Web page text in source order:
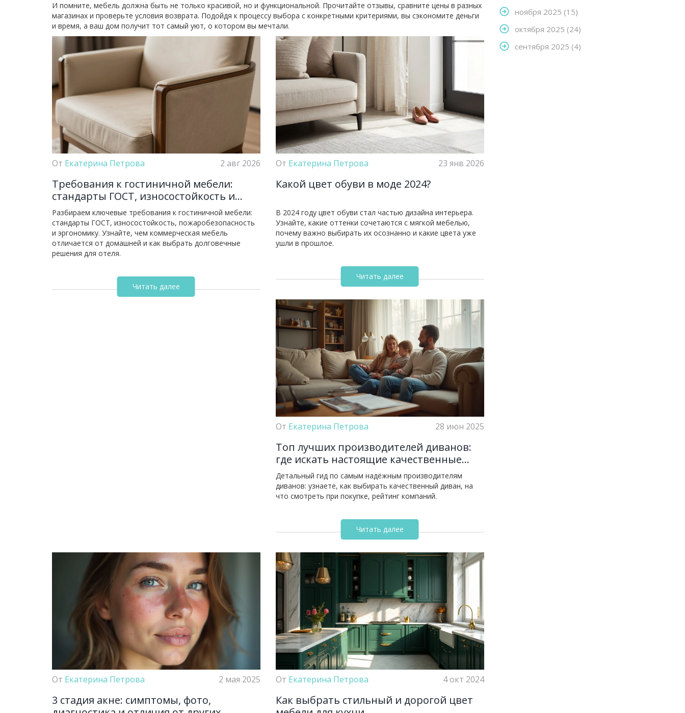
И помните, мебель должна быть не только красивой, но и функциональной. Прочитайте отзывы, сравните цены в разных
магазинах и проверьте условия возврата. Подойдя к процессу выбора с конкретными критериями, вы сэкономите деньги
и время, а ваш дом получит тот самый уют, о котором вы мечтали.
От Екатерина Петрова 2 авг 2026
Требования к гостиничной мебели:
стандарты ГОСТ, износостойкость и
безопасность для отеля
Разбираем ключевые требования к гостиничной мебели:
стандарты ГОСТ, износостойкость, пожаробезопасность
и эргономику. Узнайте, чем коммерческая мебель
отличается от домашней и как выбрать долговечные
решения для отеля.
Читать далее
От Екатерина Петрова 23 янв 2026
Какой цвет обуви в моде 2024?
В 2024 году цвет обуви стал частью дизайна интерьера.
Узнайте, какие оттенки сочетаются с мягкой мебелью,
почему важно выбирать их осознанно и какие цвета уже
ушли в прошлое.
Читать далее
От Екатерина Петрова 28 июн 2025
Топ лучших производителей диванов:
где искать настоящие качественные
диваны
Детальный гид по самым надёжным производителям
диванов: узнаете, как выбирать качественный диван, на
что смотреть при покупке, рейтинг компаний.
Читать далее
От Екатерина Петрова 2 мая 2025
3 стадия акне: симптомы, фото,
От Екатерина Петрова 4 окт 2024
Как выбрать стильный и дорогой цвет
ноября 2025 (15)
октября 2025 (24)
сентября 2025 (4)